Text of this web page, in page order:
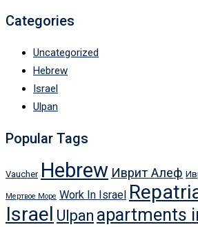
Categories
Uncategorized
Hebrew
Israel
Ulpan
Popular Tags
Vaucher Hebrew Иврит Алеф
Мертвое Море Work In Israel
Israel Ulpan apartments